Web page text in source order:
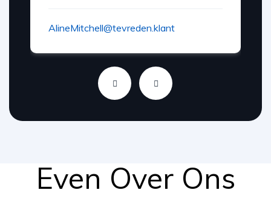
AlineMitchell@tevreden.klant
Even Over Ons